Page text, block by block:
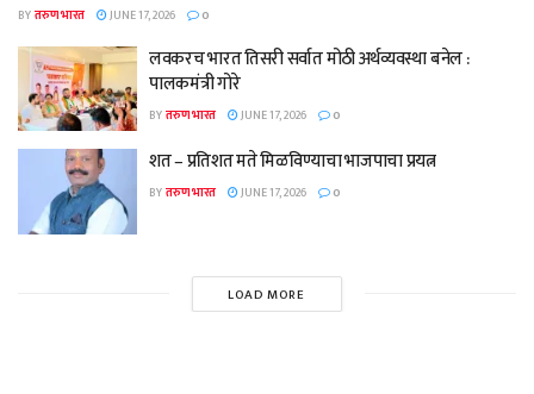
BYतरुण भारत JUNE 17, 2026 0
लवकरच भारत तिसरी सर्वात मोठी अर्थव्यवस्था बनेल :
पालकमंत्री गोरे
BYतरुण भारत JUNE 17, 2026 0
शत – प्रतिशत मते मिळविण्याचा भाजपाचा प्रयत्न
BYतरुण भारत JUNE 17, 2026 0
LOAD MORE